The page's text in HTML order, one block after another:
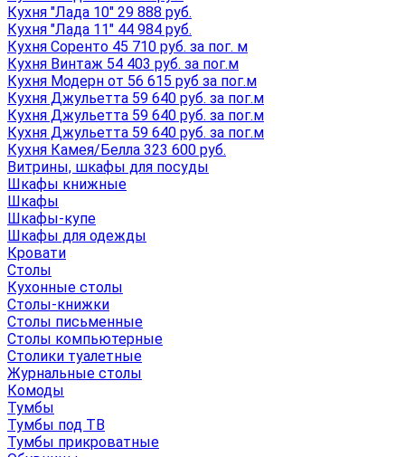
Кухня "Лада 10" 29 888 руб.
Кухня "Лада 11" 44 984 руб.
Кухня Соренто 45 710 руб. за пог. м
Кухня Винтаж 54 403 руб. за пог.м
Кухня Модерн от 56 615 руб за пог.м
Кухня Джульетта 59 640 руб. за пог.м
Кухня Джульетта 59 640 руб. за пог.м
Кухня Джульетта 59 640 руб. за пог.м
Кухня Камея/Белла 323 600 руб.
Витрины, шкафы для посуды
Шкафы книжные
Шкафы
Шкафы-купе
Шкафы для одежды
Кровати
Столы
Кухонные столы
Столы-книжки
Столы письменные
Столы компьютерные
Столики туалетные
Журнальные столы
Комоды
Тумбы
Тумбы под ТВ
Тумбы прикроватные